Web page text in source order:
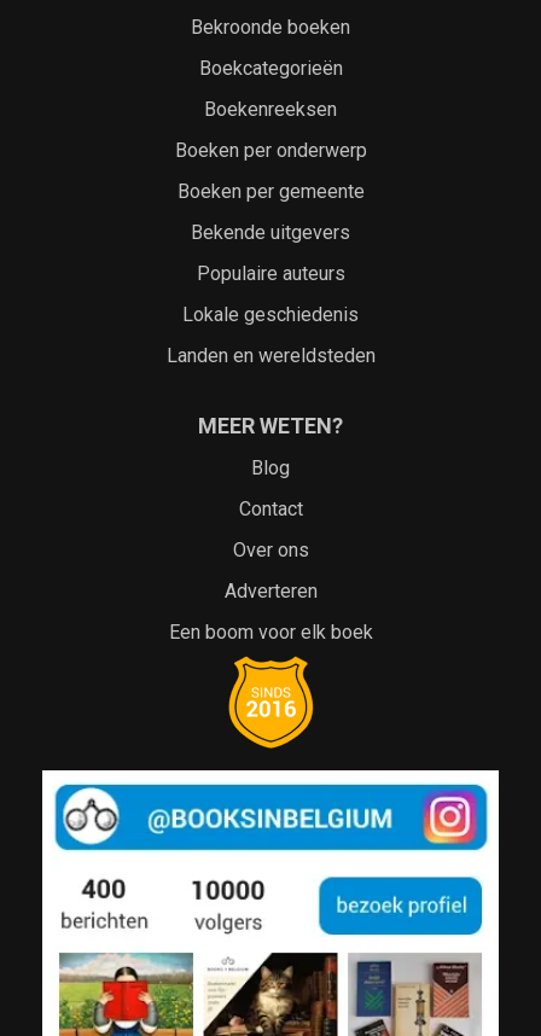
Bekroonde boeken
Boekcategorieën
Boekenreeksen
Boeken per onderwerp
Boeken per gemeente
Bekende uitgevers
Populaire auteurs
Lokale geschiedenis
Landen en wereldsteden
MEER WETEN?
Blog
Contact
Over ons
Adverteren
Een boom voor elk boek